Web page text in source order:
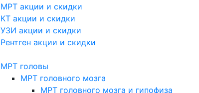
МРТ акции и скидки
КТ акции и скидки
УЗИ акции и скидки
Рентген акции и скидки
МРТ головы
МРТ головного мозга
МРТ головного мозга и гипофиза